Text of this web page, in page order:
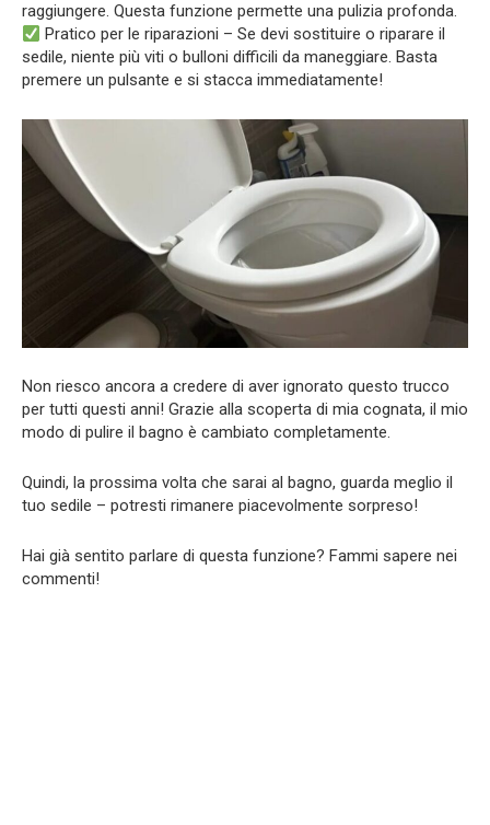
raggiungere. Questa funzione permette una pulizia profonda.
Pratico per le riparazioni – Se devi sostituire o riparare il
sedile, niente più viti o bulloni difficili da maneggiare. Basta
premere un pulsante e si stacca immediatamente!
Non riesco ancora a credere di aver ignorato questo trucco
per tutti questi anni! Grazie alla scoperta di mia cognata, il mio
modo di pulire il bagno è cambiato completamente.
Quindi, la prossima volta che sarai al bagno, guarda meglio il
tuo sedile – potresti rimanere piacevolmente sorpreso!
Hai già sentito parlare di questa funzione? Fammi sapere nei
commenti!